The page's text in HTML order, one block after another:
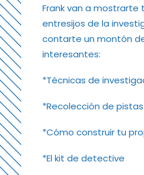
Frank van a mostrarte
entresijos de la
contarte un montón
interesantes:
*Técnicas de
*Recolección de pistas
*Cómo construir tu
*El kit de detective